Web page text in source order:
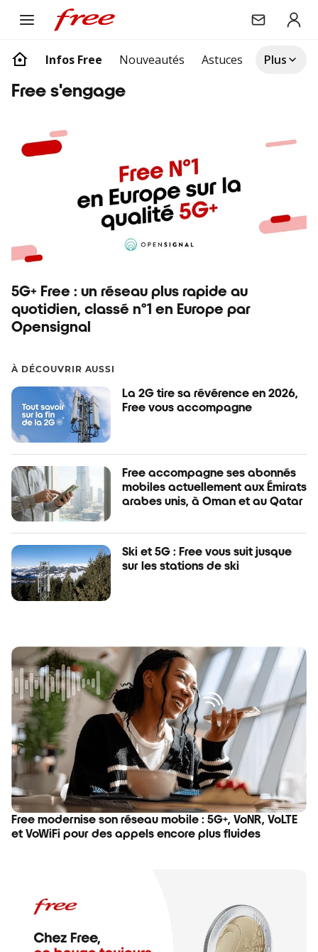
Infos Free Nouveautés Astuces Free
Plus
free s'engage
5G+ Free : un réseau plus rapide au
quotidien, classé n°1 en Europe par
Opensignal
À DÉCOUVRIR AUSSI
La 2G tire sa révérence en 2026,
Free vous accompagne
Free accompagne ses abonnés
mobiles actuellement aux Émirats
arabes unis, à Oman et au Qatar
Ski et 5G : Free vous suit jusque
sur les stations de ski
Free modernise son réseau mobile : 5G+, VoNR, VoLTE
et VoWiFi pour des appels encore plus fluides